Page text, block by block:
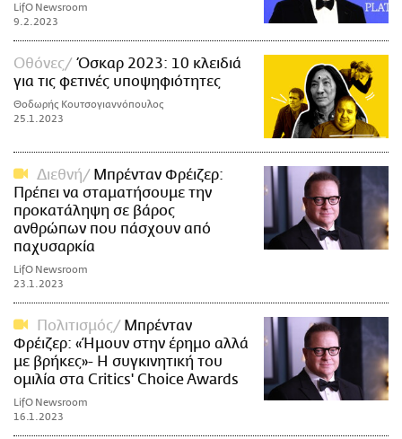
LifO Newsroom
9.2.2023
Οθόνες
Όσκαρ 2023: 10 κλειδιά
για τις φετινές υποψηφιότητες
Θοδωρής Κουτσογιαννόπουλος
25.1.2023
Διεθνή
Μπρένταν Φρέιζερ:
Πρέπει να σταματήσουμε την
προκατάληψη σε βάρος
ανθρώπων που πάσχουν από
παχυσαρκία
LifO Newsroom
23.1.2023
Πολιτισμός
Μπρένταν
Φρέιζερ: «Ήμουν στην έρημο αλλά
με βρήκες»- Η συγκινητική του
ομιλία στα Critics' Choice Awards
LifO Newsroom
16.1.2023